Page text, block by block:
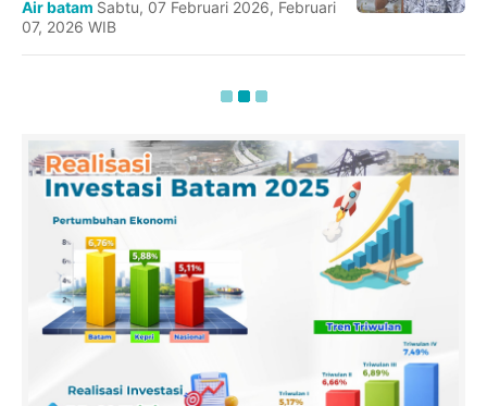
Air batam Sabtu, 07 Februari 2026, Februari
07, 2026 WIB